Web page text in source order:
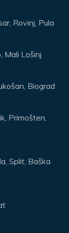
Rovinj, Pula
Mali Lošinj
Biograd
Primošten,
Split, Baška